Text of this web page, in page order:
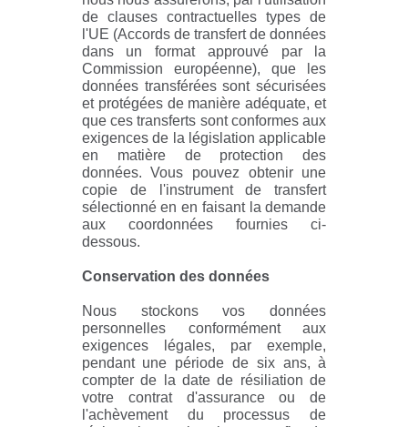
de clauses contractuelles types de
l'UE (Accords de transfert de données
dans un format approuvé par la
Commission européenne), que les
données transférées sont sécurisées
et protégées de manière adéquate, et
que ces transferts sont conformes aux
exigences de la législation applicable
en matière de protection des
données. Vous pouvez obtenir une
copie de l'instrument de transfert
sélectionné en en faisant la demande
aux coordonnées fournies ci-
dessous.
Conservation des données
Nous stockons vos données
personnelles conformément aux
exigences légales, par exemple,
pendant une période de six ans, à
compter de la date de résiliation de
votre contrat d'assurance ou de
l'achèvement du processus de